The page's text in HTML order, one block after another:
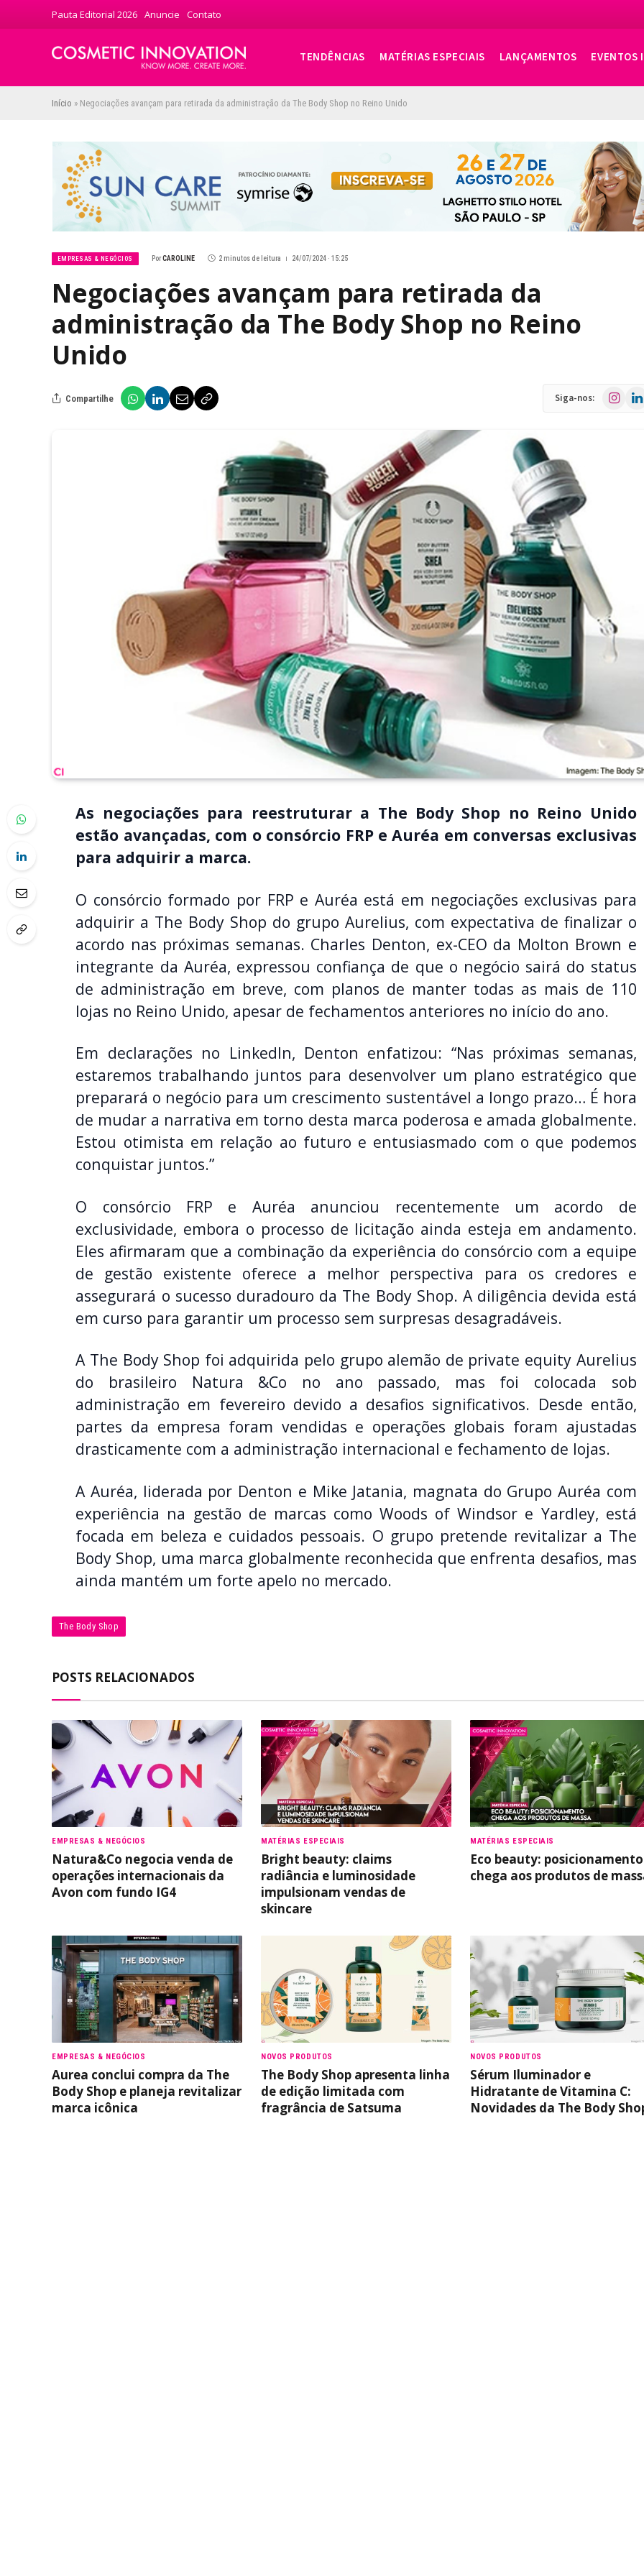
Pauta Editorial 2026 Anuncie Contato
TENDÊNCIAS MATÉRIAS ESPECIAIS LANÇAMENTOS EVENTOS
Início » Negociações avançam para retirada da administração da The Body Shop no Reino Unido
EMPRESAS & NEGÓCIOS Por CAROLINE 2 minutos de leitura 24/07/2024 · 15:25
Negociações avançam para retirada da
administração da The Body Shop no Reino
Unido
Compartilhe Siga-nos: Instagram
As negociações para reestruturar a The Body Shop no Reino Unido
estão avançadas, com o consórcio FRP e Auréa em conversas exclusivas
para adquirir a marca.
O consórcio formado por FRP e Auréa está em negociações exclusivas para
adquirir a The Body Shop do grupo Aurelius, com expectativa de finalizar o
acordo nas próximas semanas. Charles Denton, ex-CEO da Molton Brown e
integrante da Auréa, expressou confiança de que o negócio sairá do status
de administração em breve, com planos de manter todas as mais de 110
lojas no Reino Unido, apesar de fechamentos anteriores no início do ano.
Em declarações no LinkedIn, Denton enfatizou: “Nas próximas semanas,
estaremos trabalhando juntos para desenvolver um plano estratégico que
preparará o negócio para um crescimento sustentável a longo prazo… É hora
de mudar a narrativa em torno desta marca poderosa e amada globalmente.
Estou otimista em relação ao futuro e entusiasmado com o que podemos
conquistar juntos.”
O consórcio FRP e Auréa anunciou recentemente um acordo de
exclusividade, embora o processo de licitação ainda esteja em andamento.
Eles afirmaram que a combinação da experiência do consórcio com a equipe
de gestão existente oferece a melhor perspectiva para os credores e
assegurará o sucesso duradouro da The Body Shop. A diligência devida está
em curso para garantir um processo sem surpresas desagradáveis.
A The Body Shop foi adquirida pelo grupo alemão de private equity Aurelius
do brasileiro Natura &Co no ano passado, mas foi colocada sob
administração em fevereiro devido a desafios significativos. Desde então,
partes da empresa foram vendidas e operações globais foram ajustadas
drasticamente com a administração internacional e fechamento de lojas.
A Auréa, liderada por Denton e Mike Jatania, magnata do Grupo Auréa com
experiência na gestão de marcas como Woods of Windsor e Yardley, está
focada em beleza e cuidados pessoais. O grupo pretende revitalizar a The
Body Shop, uma marca globalmente reconhecida que enfrenta desafios, mas
ainda mantém um forte apelo no mercado.
The Body Shop
POSTS RELACIONADOS
EMPRESAS & NEGÓCIOS
Natura&Co negocia venda de
operações internacionais da
Avon com fundo IG4
MATÉRIAS ESPECIAIS
Bright beauty: claims
radiância e luminosidade
impulsionam vendas de
skincare
MATÉRIAS ESPECIAIS
Eco beauty: posicionamento
chega aos produtos de
EMPRESAS & NEGÓCIOS
Aurea conclui compra da The
Body Shop e planeja revitalizar
marca icônica
NOVOS PRODUTOS
The Body Shop apresenta linha
de edição limitada com
fragrância de Satsuma
NOVOS PRODUTOS
Sérum Iluminador e
Hidratante de Vitamina C:
Novidades da The Body